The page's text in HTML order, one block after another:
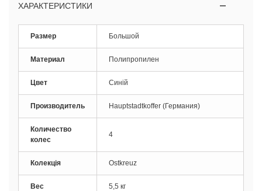
ХАРАКТЕРИСТИКИ
Размер Большой
Материал Полипропилен
Цвет Синій
Производитель Hauptstadtkoffer (Германия)
Количество
колес
4
Колекція Ostkreuz
Вес 5,5 кг